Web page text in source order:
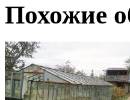
Похожие